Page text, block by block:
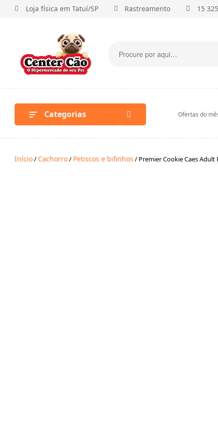
Loja física em Tatuí/SP Rastreamento 15
Categorias Ofertas do
Início/ Cachorro/ Petiscos e bifinhos / Premier Cookie Caes Adult